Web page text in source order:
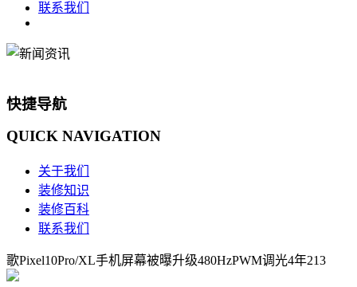
联系我们
快捷导航
QUICK NAVIGATION
关于我们
装修知识
装修百科
联系我们
歌Pixel10Pro/XL手机屏幕被曝升级480HzPWM调光4年213